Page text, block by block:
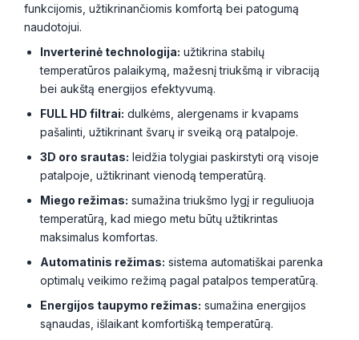
funkcijomis, užtikrinančiomis komfortą bei patogumą
naudotojui.
Inverterinė technologija: užtikrina stabilų
temperatūros palaikymą, mažesnį triukšmą ir vibraciją
bei aukštą energijos efektyvumą.
FULL HD filtrai: dulkėms, alergenams ir kvapams
pašalinti, užtikrinant švarų ir sveiką orą patalpoje.
3D oro srautas: leidžia tolygiai paskirstyti orą visoje
patalpoje, užtikrinant vienodą temperatūrą.
Miego režimas: sumažina triukšmo lygį ir reguliuoja
temperatūrą, kad miego metu būtų užtikrintas
maksimalus komfortas.
Automatinis režimas: sistema automatiškai parenka
optimalų veikimo režimą pagal patalpos temperatūrą.
Energijos taupymo režimas: sumažina energijos
sąnaudas, išlaikant komfortišką temperatūrą.